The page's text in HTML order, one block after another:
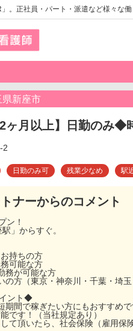
。正社員・パート・派遣など様々な働
県新座市
2ヶ月以上】日勤のみ
2
日勤のみ可 残業少なめ 駅
ナーからのコメント
ン！
」からすぐ。
持ちの方
可能な方
務が可能な方
の方（東京・神奈川・千葉・埼玉
ント◆
期間で稼ぎたい方にもおすすめで
です！（当社規定あり）
て頂いたら、社会保険（雇用保